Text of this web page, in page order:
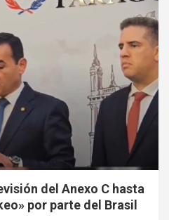
del Anexo C hasta
por parte del Brasil